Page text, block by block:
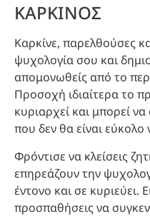
ΚΑΡΚΙΝΟΣ
Καρκίνε, παρελθούσες
ψυχολογία σου και
απομονωθείς από το
Προσοχή ιδιαίτερα το
κυριαρχεί και μπορεί
που δεν θα είναι εύκολο
Φρόντισε να κλείσεις
επηρεάζουν την
έντονο και σε κυριεύει.
προσπαθήσεις να